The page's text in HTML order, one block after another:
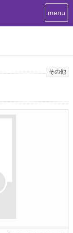
T
o
n
i
g
menu
その他